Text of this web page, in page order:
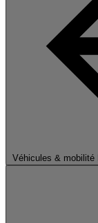
Véhicules & mobilité